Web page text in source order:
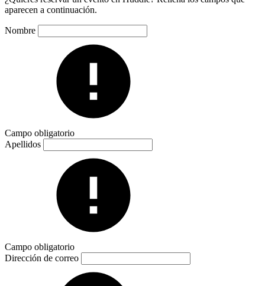
aparecen a continuación.
Nombre
Campo obligatorio
Apellidos
Campo obligatorio
Dirección de correo